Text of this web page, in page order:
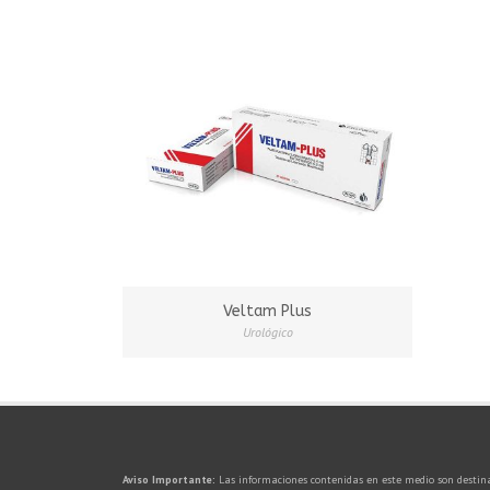
Veltam Plus
Urológico
Aviso Importante: Las informaciones contenidas en este medio son